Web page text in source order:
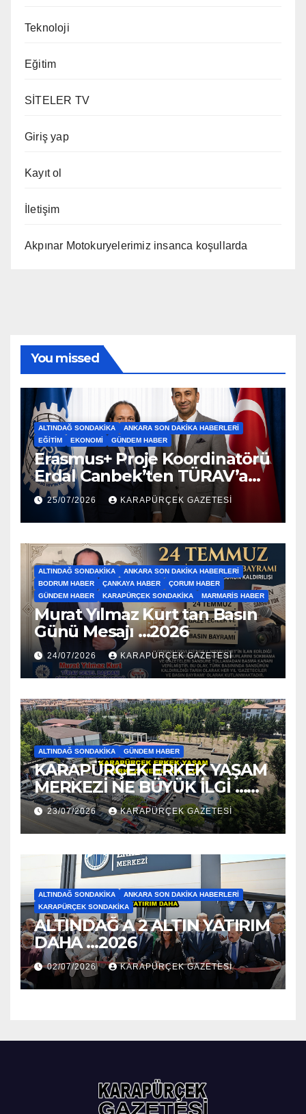
Teknoloji
Eğitim
SİTELER TV
Giriş yap
Kayıt ol
İletişim
Akpınar Motokuryelerimiz insanca koşullarda
You missed
ALTINDAĞ SONDAKIKA
ANKARA SON DAKIKA HABERLERI
EĞITIM
EKONOMI GÜNDEM HABER
Erasmus+ Proje Koordinatörü
Erdal Canbek’ten TÜRAV’a
Ziyaret…2026
25/07/2026 KARAPÜRÇEK GAZETESİ
ALTINDAĞ SONDAKIKA
ANKARA SON DAKIKA HABERLERI
BODRUM HABER
ÇANKAYA HABER
ÇORUM HABER
GÜNDEM HABER
KARAPÜRÇEK SONDAKIKA MARMARIS HABER
Murat Yılmaz Kurt tan Basın
Günü Mesajı …2026
24/07/2026 KARAPÜRÇEK GAZETESİ
ALTINDAĞ SONDAKIKA GÜNDEM HABER
KARAPÜRÇEK ERKEK YAŞAM
MERKEZİ NE BÜYÜK İLGİ …
2026
23/07/2026 KARAPÜRÇEK GAZETESİ
ALTINDAĞ SONDAKIKA
ANKARA SON DAKIKA HABERLERI
KARAPÜRÇEK SONDAKIKA
ALTINDAĞ A 2 ALTIN YATIRIM
DAHA …2026
02/07/2026 KARAPÜRÇEK GAZETESİ